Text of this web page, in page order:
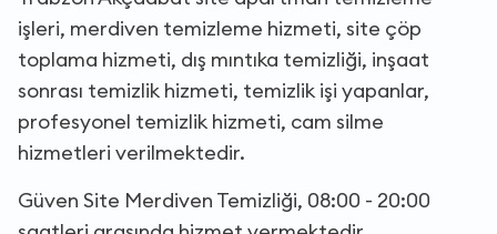
işleri, merdiven temizleme hizmeti, site çöp
toplama hizmeti, dış mıntıka temizliği, inşaat
sonrası temizlik hizmeti, temizlik işi yapanlar,
profesyonel temizlik hizmeti, cam silme
hizmetleri verilmektedir.
Güven Site Merdiven Temizliği, 08:00 - 20:00